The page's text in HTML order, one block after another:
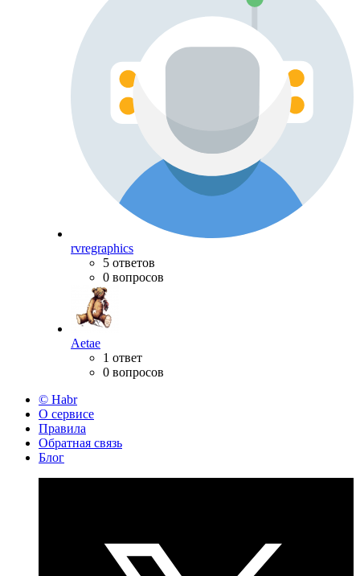
rvregraphics
5 ответов
0 вопросов
Aetae
1 ответ
0 вопросов
© Habr
О сервисе
Правила
Обратная связь
Блог